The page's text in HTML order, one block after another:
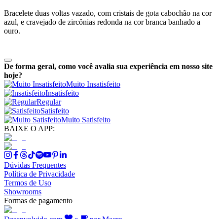
Bracelete duas voltas vazado, com cristais de gota cabochão na cor
azul, e cravejado de zircônias redonda na cor branca banhado a
ouro.
De forma geral, como você avalia sua experiência em nosso site
hoje?
Muito Insatisfeito
Insatisfeito
Regular
Satisfeito
Muito Satisfeito
BAIXE O APP:
Dúvidas Frequentes
Política de Privacidade
Termos de Uso
Showrooms
Formas de pagamento